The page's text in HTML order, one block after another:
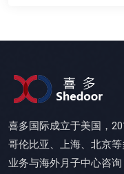
喜多国际成立于美国，
哥伦比亚、上海、北京
业务与海外月子中心咨